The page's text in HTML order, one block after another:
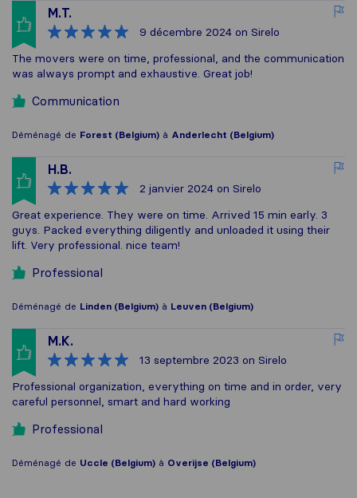
M.T.
9 décembre 2024 on Sirelo
The movers were on time, professional, and the communication
was always prompt and exhaustive. Great job!
Communication
Déménagé de Forest (Belgium) à Anderlecht (Belgium)
H.B.
2 janvier 2024 on Sirelo
Great experience. They were on time. Arrived 15 min early. 3
guys. Packed everything diligently and unloaded it using their
lift. Very professional. nice team!
Professional
Déménagé de Linden (Belgium) à Leuven (Belgium)
M.K.
13 septembre 2023 on Sirelo
Professional organization, everything on time and in order, very
careful personnel, smart and hard working
Professional
Déménagé de Uccle (Belgium) à Overijse (Belgium)